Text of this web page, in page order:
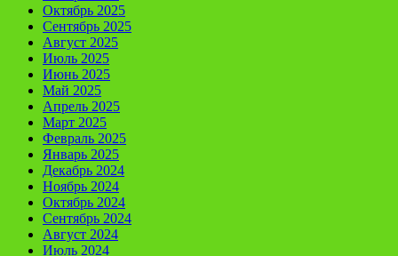
Октябрь 2025
Сентябрь 2025
Август 2025
Июль 2025
Июнь 2025
Май 2025
Апрель 2025
Март 2025
Февраль 2025
Январь 2025
Декабрь 2024
Ноябрь 2024
Октябрь 2024
Сентябрь 2024
Август 2024
Июль 2024